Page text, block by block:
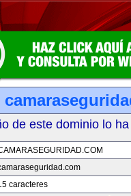
de este dominio lo
caracteres